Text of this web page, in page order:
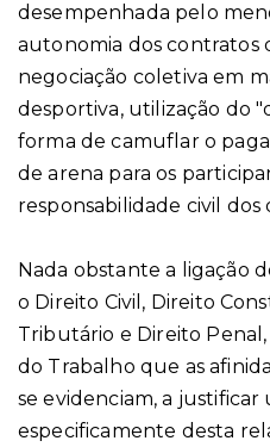
desempenhada pelo
autonomia dos contratos
negociação coletiva em
desportiva, utilização do
forma de camuflar o
de arena para os
responsabilidade civil
Nada obstante a ligação
o Direito Civil, Direito
Tributário e Direito
do Trabalho que as
se evidenciam, a
especificamente desta